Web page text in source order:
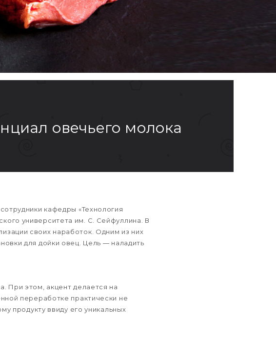
овечьего молока
кафедры «Технология
университета им. С. Сейфуллина. В
своих наработок. Одним из них
для дойки овец. Цель — наладить
При этом, акцент делается на
переработке практически не
продукту ввиду его уникальных